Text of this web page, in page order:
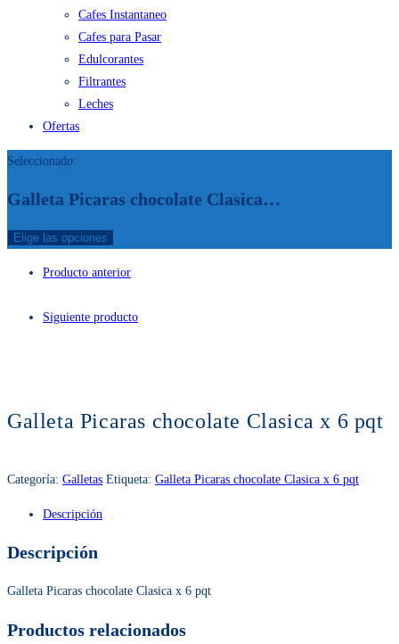
Cafes Instantaneo
Cafes para Pasar
Edulcorantes
Filtrantes
Leches
Ofertas
Seleccionado:
Galleta Picaras chocolate Clasica…
Elige las opciones
Producto anterior
Siguiente producto
Galleta Picaras chocolate Clasica x 6 pqt
Categoría: Galletas Etiqueta: Galleta Picaras chocolate Clasica x 6 pqt
Descripción
Descripción
Galleta Picaras chocolate Clasica x 6 pqt
Productos relacionados